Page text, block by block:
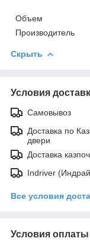
Объем
Производитель
Скрыть
Условия
Самовывоз
Доставка по
двери
Доставка
Indriver
Все условия
Условия оплаты